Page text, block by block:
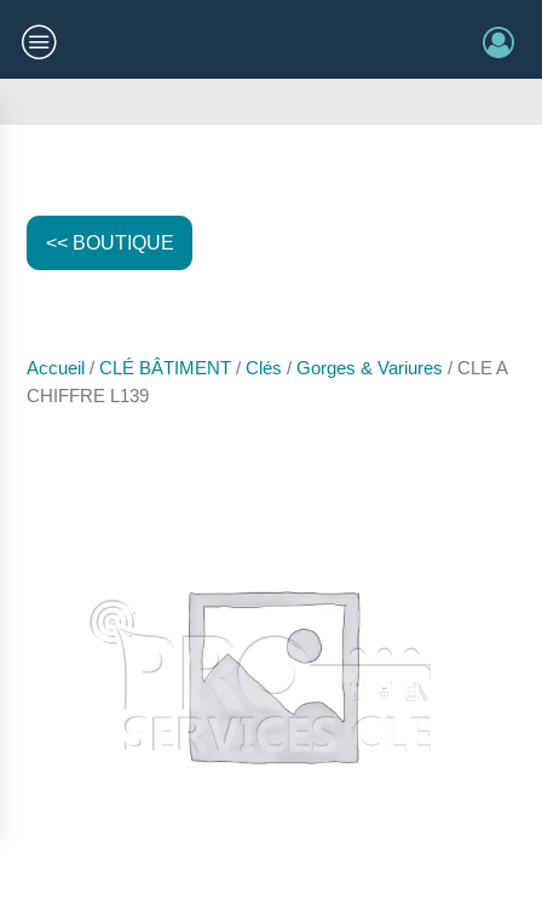
<< BOUTIQUE
Accueil /CLÉ BÂTIMENT /Clés /Gorges & Variures / CLE A
CHIFFRE L139